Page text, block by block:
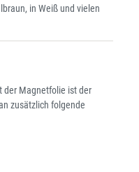
in Weiß und vielen
der Magnetfolie ist der
zusätzlich folgende